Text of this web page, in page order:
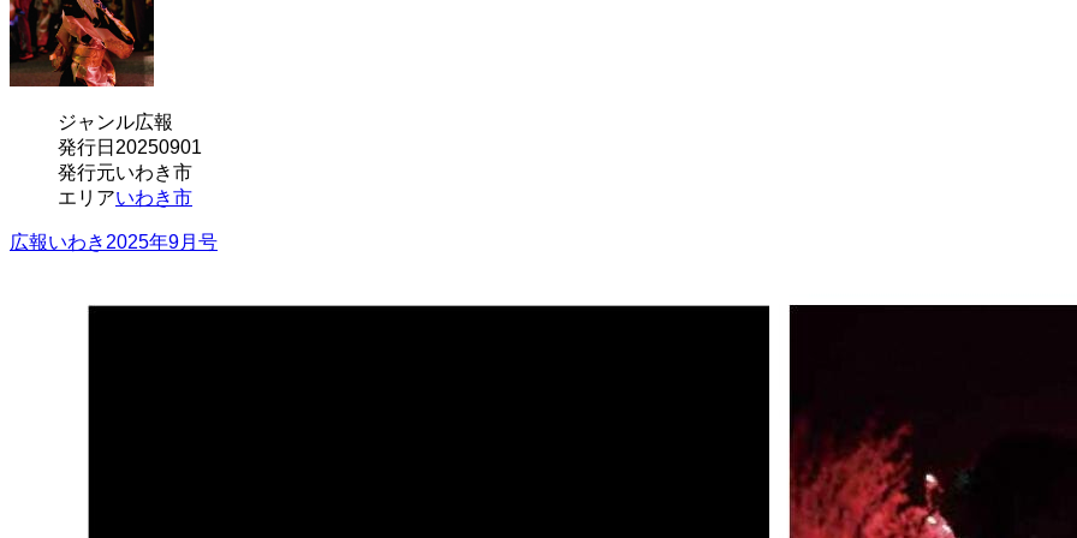
ジャンル広報
発行日 20250901
発行元いわき市
エリアいわき市
広報いわき2025年9月号